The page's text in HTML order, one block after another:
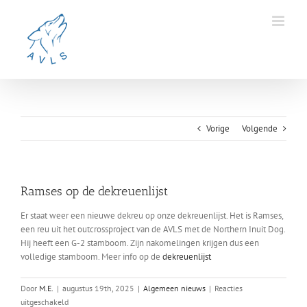
Vorige Volgende
Ramses op de dekreuenlijst
Er staat weer een nieuwe dekreu op onze dekreuenlijst. Het is Ramses,
een reu uit het outcrossproject van de AVLS met de Northern Inuit Dog.
Hij heeft een G-2 stamboom. Zijn nakomelingen krijgen dus een
volledige stamboom. Meer info op de dekreuenlijst
Door M.E. | augustus 19th, 2025 | Algemeen nieuws | Reacties
uitgeschakeldvoor